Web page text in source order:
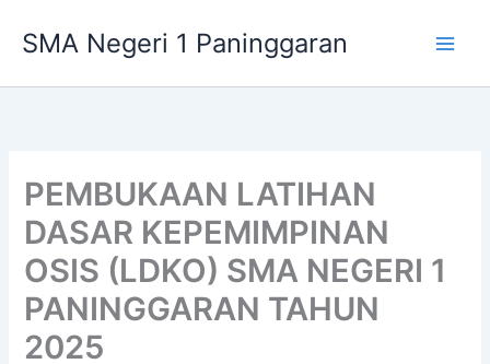
SMA Negeri 1 Paninggaran
PEMBUKAAN LATIHAN
DASAR KEPEMIMPINAN
OSIS (LDKO) SMA NEGERI 1
PANINGGARAN TAHUN
2025